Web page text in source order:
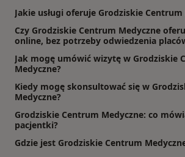
Jakie usługi oferuje Grodziskie Centrum
Czy Grodziskie Centrum Medyczne
online, bez potrzeby odwiedzenia
Jak mogę umówić wizytę w Grodziskie
Medyczne?
Kiedy mogę skonsultować się w
Medyczne?
Grodziskie Centrum Medyczne: co
pacjentki?
Gdzie jest Grodziskie Centrum